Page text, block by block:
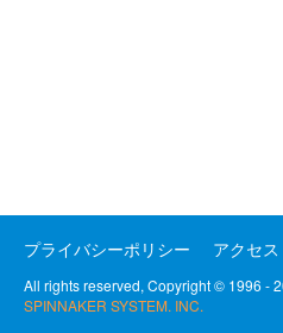
プライバシーポリシー アクセス
All rights reserved, Copyright © 1996 -
SPINNAKER SYSTEM. INC.